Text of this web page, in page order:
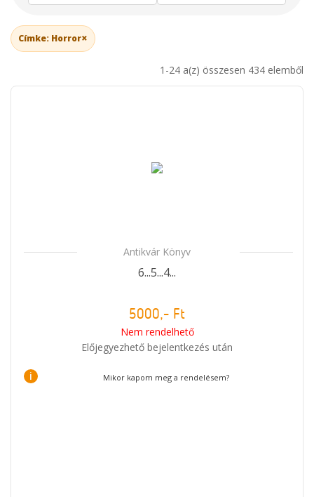
Címke: Horror×
1-24 a(z) összesen 434 elemből
Antikvár Könyv
6...5...4...
5000,- Ft
Nem rendelhető
Előjegyezhető bejelentkezés után
i Mikor kapom meg a rendelésem?